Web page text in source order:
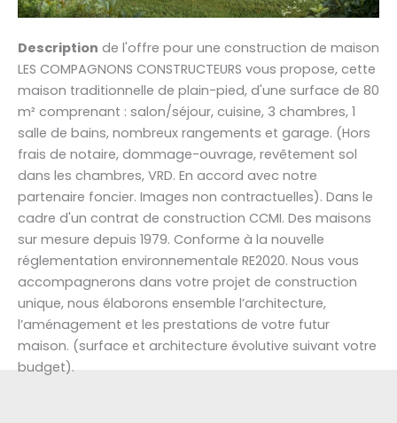
Description de l'offre pour une construction de maison
LES COMPAGNONS CONSTRUCTEURS vous propose, cette
maison traditionnelle de plain-pied, d'une surface de 80
m² comprenant : salon/séjour, cuisine, 3 chambres, 1
salle de bains, nombreux rangements et garage. (Hors
frais de notaire, dommage-ouvrage, revêtement sol
dans les chambres, VRD. En accord avec notre
partenaire foncier. Images non contractuelles). Dans le
cadre d'un contrat de construction CCMI. Des maisons
sur mesure depuis 1979. Conforme à la nouvelle
réglementation environnementale RE2020. Nous vous
accompagnerons dans votre projet de construction
unique, nous élaborons ensemble l’architecture,
l’aménagement et les prestations de votre futur
maison. (surface et architecture évolutive suivant votre
budget).